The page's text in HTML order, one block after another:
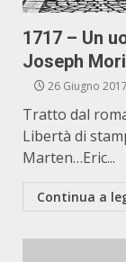
1717 – Un
Joseph
26 Giugno 2017
Tratto dal
Libertà di
Marten…Eric...
Continua a